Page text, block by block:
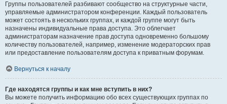
Группы пользователей разбивают сообщество на структурные части,
управляемые администратором конференции. Каждый пользователь
может состоять в нескольких группах, и каждой группе могут быть
назначены индивидуальные права доступа. Это облегчает
администраторам назначение прав доступа одновременно большому
количеству пользователей, например, изменение модераторских прав
или предоставление пользователям доступа к приватным форумам.
Вернуться к началу
Где находятся группы и как мне вступить в них?
Вы можете получить информацию обо всех существующих группах по